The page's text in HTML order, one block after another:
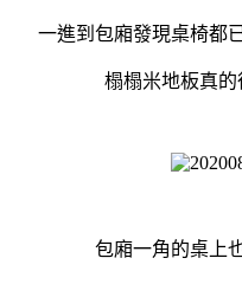
一進到包廂發現桌椅都
榻榻米地板真
包廂一角的桌上